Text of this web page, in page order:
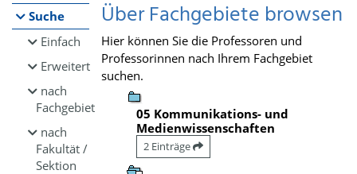
Suche
Einfach
Erweitert
nach
Fachgebiet
nach
Fakultät /
Sektion
Über Fachgebiete browsen
Hier können Sie die Professoren und
Professorinnen nach Ihrem Fachgebiet
suchen.
05 Kommunikations- und
Medienwissenschaften
2 Einträge